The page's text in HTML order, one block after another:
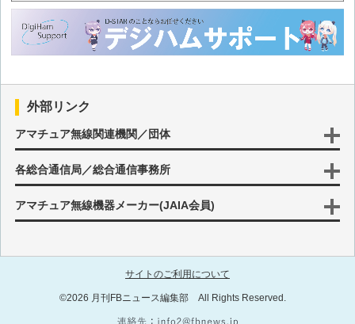
外部リンク
アマチュア無線関連機関／団体
各総合通信局／総合通信事務所
アマチュア無線機器メーカー(JAIA会員)
サイトのご利用について
©2026 月刊FBニュース編集部 All Rights Reserved.